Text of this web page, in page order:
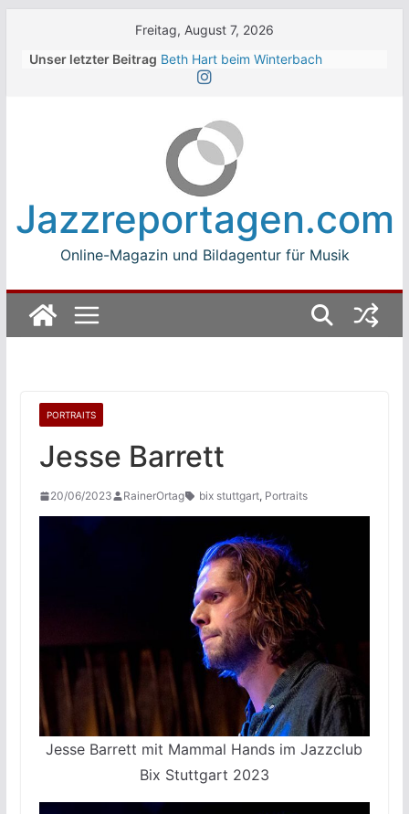
Freitag, August 7, 2026
Unser letzter Beitrag Beth Hart beim Winterbach
Zeltspektakel 2026
The Cinelli Brothers beim
Winterbach Zeltspektakel 2026
Jean-Michel Jarre bei den jazz open
Modena auf der Piazza Roma 2026
Beth Hart
Jazzreportagen.com
Online-Magazin und Bildagentur für Musik
PORTRAITS
Jesse Barrett
20/06/2023 RainerOrtag bix stuttgart, Portraits
Jesse Barrett mit Mammal Hands im Jazzclub
Bix Stuttgart 2023